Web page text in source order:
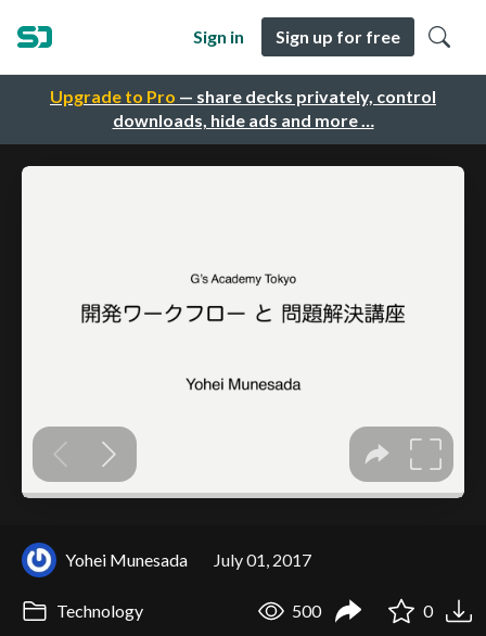
Upgrade to Pro — share decks privately, control
downloads, hide ads and more …
Sign in Sign up for free
Yohei Munesada July 01, 2017
Technology 500 0